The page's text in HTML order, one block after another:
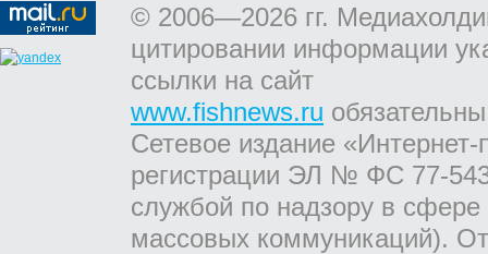
© 2006—2026 гг.
цитировании информации
ссылки на сайт
www.fishnews.ru
Сетевое издание
регистрации ЭЛ № ФС 77-
службой по надзору в
массовых коммуникаций).